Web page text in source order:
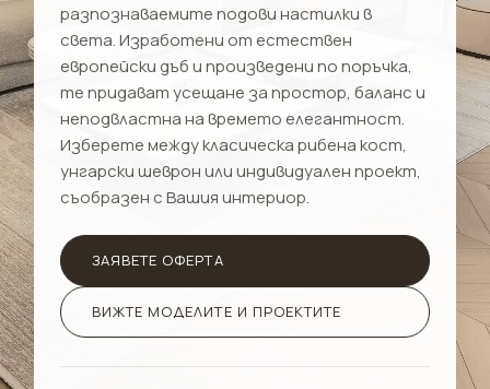
разпознаваемите подови настилки в
света. Изработени от естествен
европейски дъб и произведени по поръчка,
те придават усещане за простор, баланс и
неподвластна на времето елегантност.
Изберете между класическа рибена кост,
унгарски шеврон или индивидуален проект,
съобразен с Вашия интериор.
ЗАЯВЕТЕ ОФЕРТА
ВИЖТЕ МОДЕЛИТЕ И ПРОЕКТИТЕ